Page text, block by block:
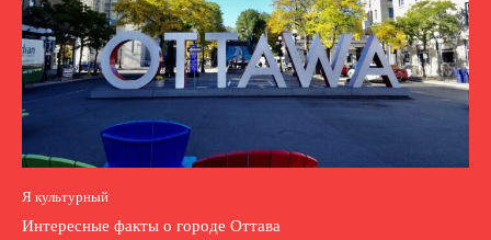
Я культурный
Интересные факты о городе Оттава